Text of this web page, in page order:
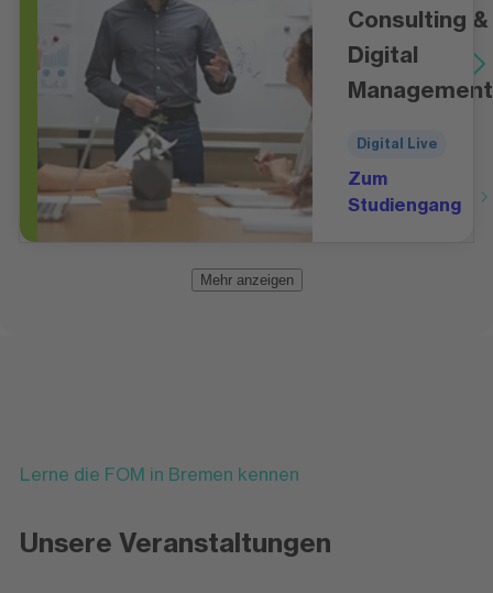
Consulting &
Digital
Management
Digital Live
Zum
Studiengang
Mehr anzeigen
Lerne die FOM in Bremen kennen
Unsere Veranstaltungen